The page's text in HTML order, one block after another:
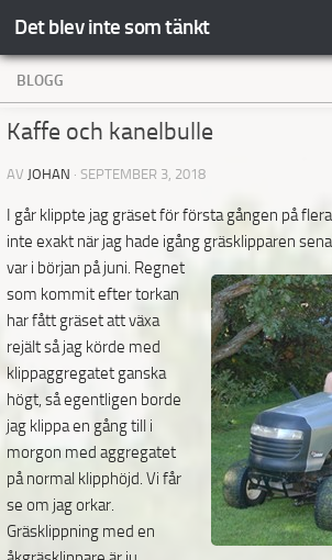
Hoppa till innehåll
Det blev inte som tänkt
BLOGG
Kaffe och kanelbulle
AV JOHAN · SEPTEMBER 3, 2018
I går klippte jag gräset för första gången på
inte exakt när jag hade igång gräsklipparen
var i början på juni. Regnet
som kommit efter torkan
har fått gräset att växa
rejält så jag körde med
klippaggregatet ganska
högt, så egentligen borde
jag klippa en gång till i
morgon med aggregatet
på normal klipphöjd. Vi får
se om jag orkar.
Gräsklippning med en